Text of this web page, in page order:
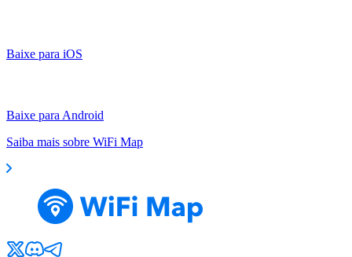
Baixe para iOS
Baixe para Android
Saiba mais sobre WiFi Map